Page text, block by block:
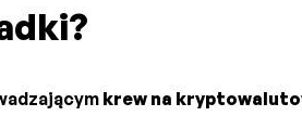
krew na